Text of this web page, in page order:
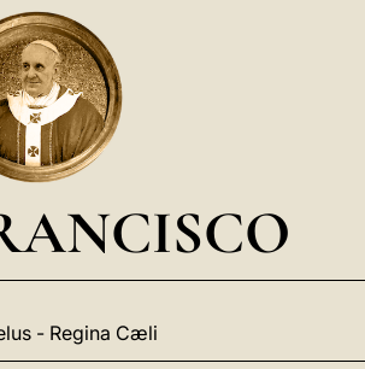
- Regina Cæli